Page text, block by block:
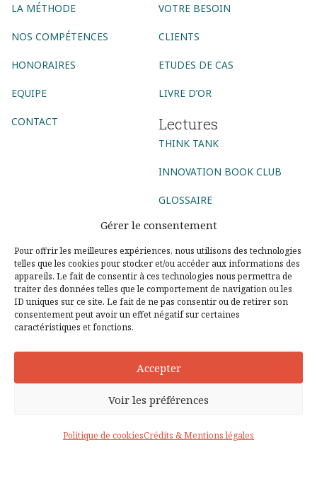
Gérer le consentement
Pour offrir les meilleures expériences, nous utilisons des technologies
telles que les cookies pour stocker et/ou accéder aux informations des
appareils. Le fait de consentir à ces technologies nous permettra de
traiter des données telles que le comportement de navigation ou les
ID uniques sur ce site. Le fait de ne pas consentir ou de retirer son
consentement peut avoir un effet négatif sur certaines
caractéristiques et fonctions.
Accepter
Voir les préférences
Politique de cookiesCrédits & Mentions légales
LA MÉTHODE
NOS COMPÉTENCES
HONORAIRES
EQUIPE
CONTACT
VOTRE BESOIN
CLIENTS
ETUDES DE CAS
LIVRE D’OR
Lectures
THINK TANK
INNOVATION BOOK CLUB
GLOSSAIRE
AGENCE CONSEIL
AGENCE DIGITALE
AGENCE COMMUNICATION DIGITALE
AGENCE MARKETING DIGITAL
AGENCE UX DESIGN PARIS
CONSEIL DIGITAL
DESIGN THINKING